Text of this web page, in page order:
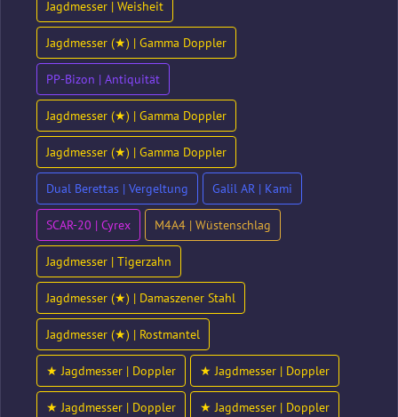
Jagdmesser | Weisheit
Jagdmesser (★) | Gamma Doppler
PP-Bizon | Antiquität
Jagdmesser (★) | Gamma Doppler
Jagdmesser (★) | Gamma Doppler
Dual Berettas | Vergeltung Galil AR | Kami
SCAR-20 | Cyrex M4A4 | Wüstenschlag
Jagdmesser | Tigerzahn
Jagdmesser (★) | Damaszener Stahl
Jagdmesser (★) | Rostmantel
★ Jagdmesser | Doppler ★ Jagdmesser | Doppler
★ Jagdmesser | Doppler ★ Jagdmesser | Doppler